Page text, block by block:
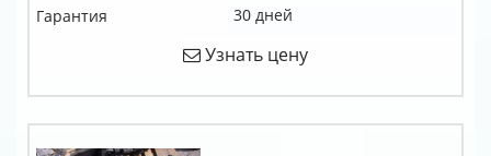
Гарантия
30 дней
Узнать цену